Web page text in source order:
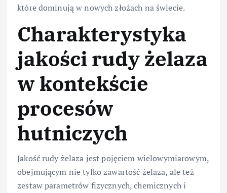
które dominują w nowych złożach na świecie.
Charakterystyka
jakości rudy żelaza
w kontekście
procesów
hutniczych
Jakość rudy żelaza jest pojęciem wielowymiarowym,
obejmującym nie tylko zawartość żelaza, ale też
zestaw parametrów fizycznych, chemicznych i